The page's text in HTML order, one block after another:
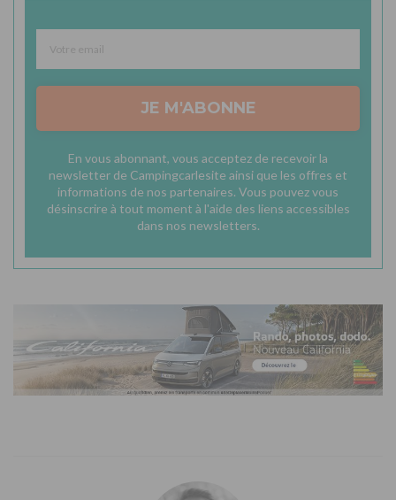
JE M'ABONNE
En vous abonnant, vous acceptez de recevoir la
newsletter de Campingcarlesite ainsi que les offres et
informations de nos partenaires. Vous pouvez vous
désinscrire à tout moment à l'aide des liens accessibles
dans nos newsletters.